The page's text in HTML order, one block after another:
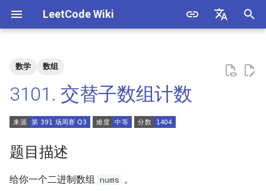
LeetCode Wiki
在
始
化
搜
数
4. 只出现一次的数字
数学 数组
3101. 交替子数组计数
题目描述
给你一个二进制数组 nums 。